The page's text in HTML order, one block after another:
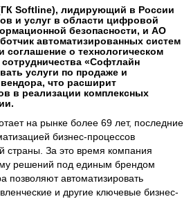
Softline), лидирующий в России
и услуг в области цифровой
безопасности, и АО
автоматизированных систем
соглашение о технологическом
«Софтлайн
услуги по продаже и
что расширит
в реализации комплексных
на рынке более 69 лет, последние
бизнес-процессов
страны. За это время компания
решений под единым брендом
автоматизировать
и другие ключевые бизнес-